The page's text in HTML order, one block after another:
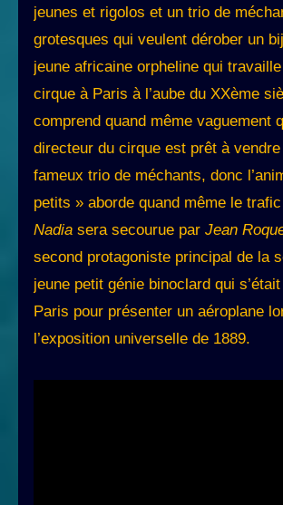
jeunes et rigolos et un trio de
grotesques qui veulent dérober un
jeune africaine orpheline qui
cirque à Paris à l’aube du XXème
comprend quand même vaguement
directeur du cirque est prêt à vendre
fameux trio de méchants, donc
petits » aborde quand même le trafic
Nadia sera secourue par Jean
second protagoniste principal de la
jeune petit génie binoclard qui
Paris pour présenter un aéroplane
l’exposition universelle de 1889.